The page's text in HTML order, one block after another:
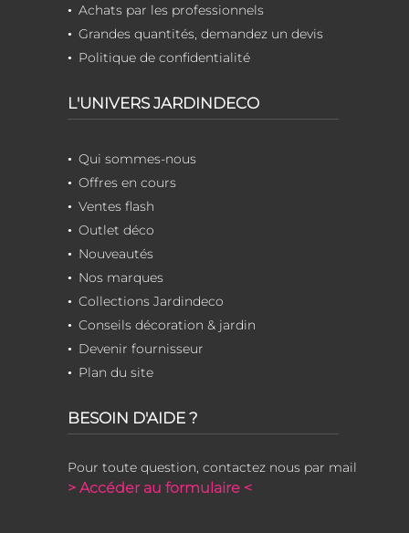
Achats par les professionnels
Grandes quantités, demandez un devis
Politique de confidentialité
L'UNIVERS JARDINDECO
Qui sommes-nous
Offres en cours
Ventes flash
Outlet déco
Nouveautés
Nos marques
Collections Jardindeco
Conseils décoration & jardin
Devenir fournisseur
Plan du site
BESOIN D'AIDE ?
Pour toute question, contactez nous par mail
> Accéder au formulaire <